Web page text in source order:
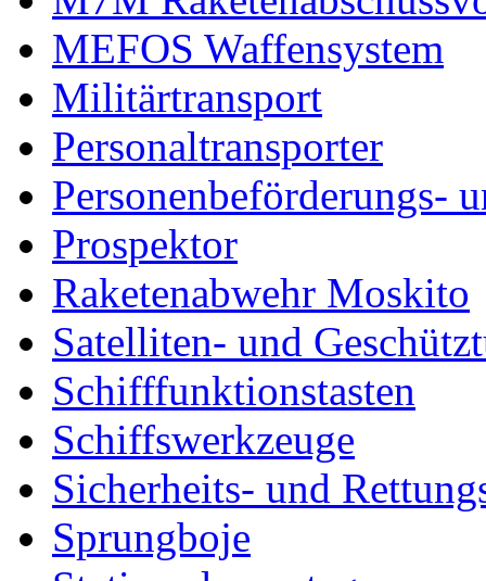
MEFOS Waffensystem
Militärtransport
Personaltransporter
Personenbeförderungs-
Prospektor
Raketenabwehr Moskito
Satelliten- und
Schifffunktionstasten
Schiffswerkzeuge
Sicherheits- und
Sprungboje